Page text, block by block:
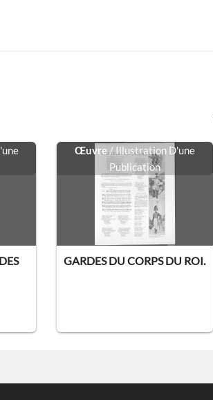
Œuvre / Illustration D'une
Publication
GARDES DU CORPS DU ROI.